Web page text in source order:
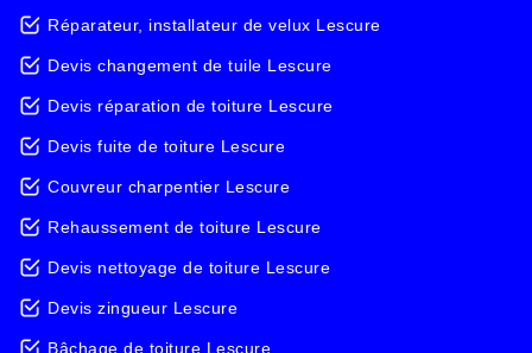
Réparateur, installateur de velux Lescure
Devis changement de tuile Lescure
Devis réparation de toiture Lescure
Devis fuite de toiture Lescure
Couvreur charpentier Lescure
Rehaussement de toiture Lescure
Devis nettoyage de toiture Lescure
Devis zingueur Lescure
Bâchage de toiture Lescure